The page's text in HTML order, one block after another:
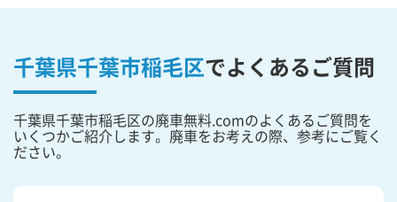
千葉県千葉市稲毛区でよくあるご質問
千葉県千葉市稲毛区の廃車無料.comのよくあるご質問を
いくつかご紹介します。廃車をお考えの際、参考にご覧く
ださい。